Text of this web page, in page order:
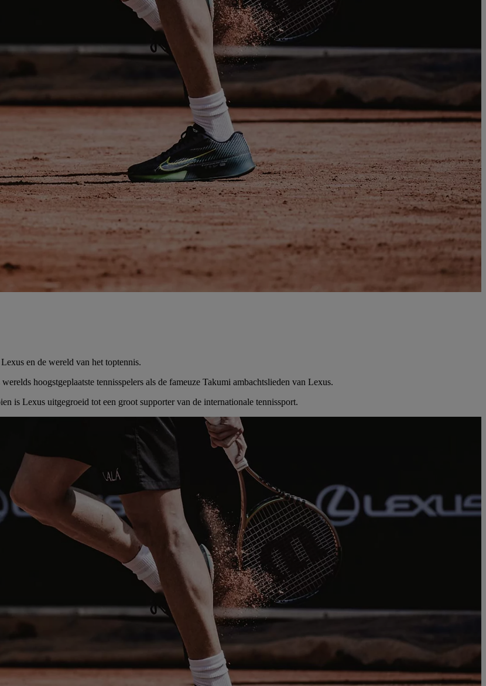
en de wereld van het toptennis.
hoogstgeplaatste tennisspelers als de fameuze Takumi ambachtslieden van Lexus.
is Lexus uitgegroeid tot een groot supporter van de internationale tennissport.